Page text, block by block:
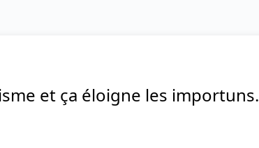
et ça éloigne les importuns.